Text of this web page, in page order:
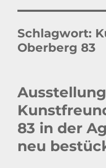
Schlagwort:
Oberberg 83
83 in der
neu